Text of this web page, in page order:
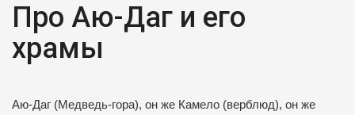
Про Аю-Даг и его
храмы
Аю-Даг (Медведь-гора), он же Камело (верблюд), он же